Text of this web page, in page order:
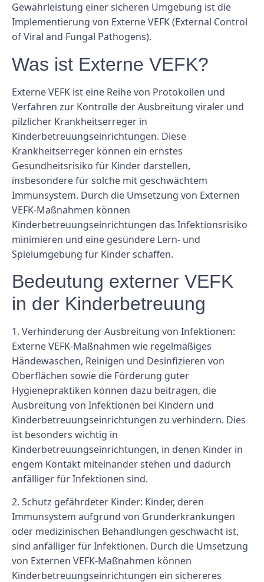
Gewährleistung einer sicheren Umgebung ist die
Implementierung von Externe VEFK (External Control
of Viral and Fungal Pathogens).
Was ist Externe VEFK?
Externe VEFK ist eine Reihe von Protokollen und
Verfahren zur Kontrolle der Ausbreitung viraler und
pilzlicher Krankheitserreger in
Kinderbetreuungseinrichtungen. Diese
Krankheitserreger können ein ernstes
Gesundheitsrisiko für Kinder darstellen,
insbesondere für solche mit geschwächtem
Immunsystem. Durch die Umsetzung von Externen
VEFK-Maßnahmen können
Kinderbetreuungseinrichtungen das Infektionsrisiko
minimieren und eine gesündere Lern- und
Spielumgebung für Kinder schaffen.
Bedeutung externer VEFK
in der Kinderbetreuung
1. Verhinderung der Ausbreitung von Infektionen:
Externe VEFK-Maßnahmen wie regelmäßiges
Händewaschen, Reinigen und Desinfizieren von
Oberflächen sowie die Förderung guter
Hygienepraktiken können dazu beitragen, die
Ausbreitung von Infektionen bei Kindern und
Kinderbetreuungseinrichtungen zu verhindern. Dies
ist besonders wichtig in
Kinderbetreuungseinrichtungen, in denen Kinder in
engem Kontakt miteinander stehen und dadurch
anfälliger für Infektionen sind.
2. Schutz gefährdeter Kinder: Kinder, deren
Immunsystem aufgrund von Grunderkrankungen
oder medizinischen Behandlungen geschwächt ist,
sind anfälliger für Infektionen. Durch die Umsetzung
von Externen VEFK-Maßnahmen können
Kinderbetreuungseinrichtungen ein sichereres